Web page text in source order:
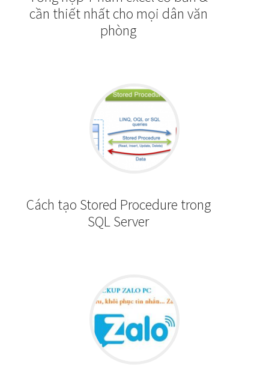
cần thiết nhất cho mọi dân văn
phòng
Cách tạo Stored Procedure trong
SQL Server